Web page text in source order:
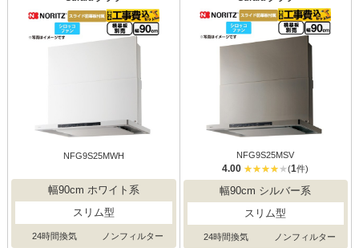
NFG9S25MWH
幅90cm ホワイト系
スリム型
24時間換気 ノンフィルター
NFG9S25MSV
4.00 (1件)
幅90cm シルバー系
スリム型
24時間換気 ノンフィルター